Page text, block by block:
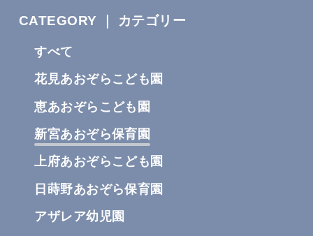
CATEGORY ｜ カテゴリー
すべて
花見あおぞらこども園
恵あおぞらこども園
新宮あおぞら保育園
上府あおぞらこども園
日蒔野あおぞら保育園
アザレア幼児園